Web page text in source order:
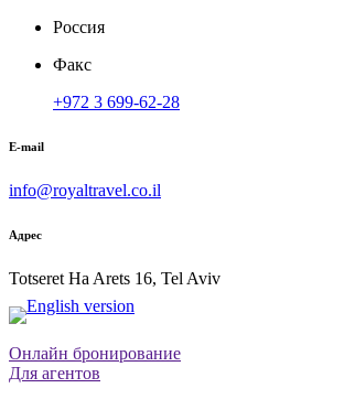
Россия
Факс
+972 3 699-62-28
E-mail
info@royaltravel.co.il
Адрес
Totseret Ha Arets 16, Tel Aviv
Онлайн бронирование
Для агентов